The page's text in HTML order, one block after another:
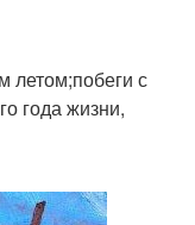
летом;побеги с
года жизни,